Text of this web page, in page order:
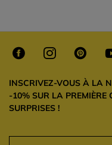
INSCRIVEZ-VOUS À LA
-10% SUR LA PREMIÈRE
SURPRISES !